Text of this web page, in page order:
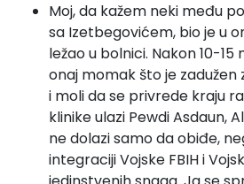
Moj, da kažem neki među
sa Izetbegovićem, bio je u
ležao u bolnici. Nakon 10-
onaj momak što je zadužen
i moli da se privrede kraju
klinike ulazi Pewdi Asdaun,
ne dolazi samo da obiđe,
integraciji Vojske FBIH i